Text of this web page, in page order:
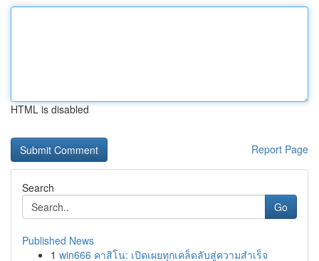
HTML is disabled
Report Page
Search
Go
Published News
1 win666 คาสิโน: เปิดเผยทุกเคล็ดลับสู่ความสำเร็จ